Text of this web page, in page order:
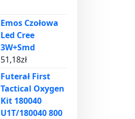
Emos Czołowa
Led Cree
3W+Smd
51,18zł
Futerał First
Tactical Oxygen
Kit 180040
U1T/180040 800